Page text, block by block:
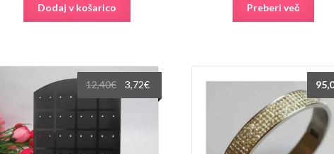
Dodaj v košarico Preberi več
12,40€
Izvirna
cena
je
bila:
12,40€.
3,72€Trenutna
cena